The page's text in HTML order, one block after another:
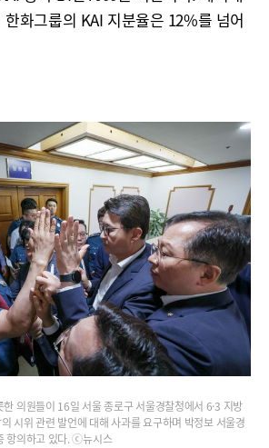
화그룹의 KAI 지분율은 12%를 넘어
의원들이 16일 서울 종로구 서울경찰청에서 6·3 지방
시위 관련 발언에 대해 사과를 요구하며 박정보 서울경
항의하고 있다. ⓒ뉴시스